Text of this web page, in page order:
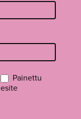
Painettu
esite